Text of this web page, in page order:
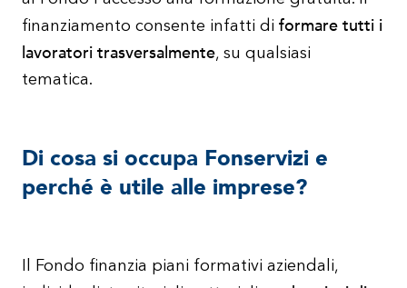
finanziamento consente infatti di formare tutti i
lavoratori trasversalmente, su qualsiasi
tematica.
Di cosa si occupa Fonservizi e
perché è utile alle imprese?
Il Fondo finanzia piani formativi aziendali,